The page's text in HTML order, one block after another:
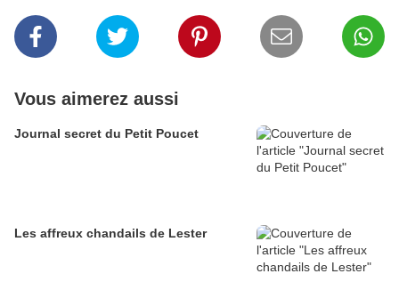
Vous aimerez aussi
Journal secret du Petit Poucet
Les affreux chandails de Lester